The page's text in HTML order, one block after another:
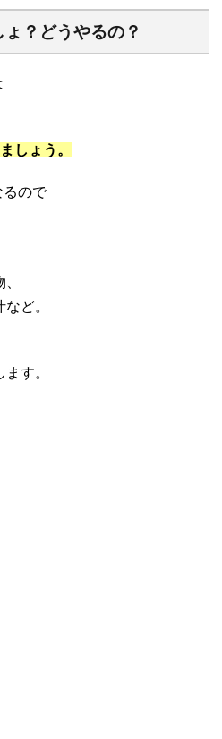
？どうやるの？
しょう。
るので
ど。
す。